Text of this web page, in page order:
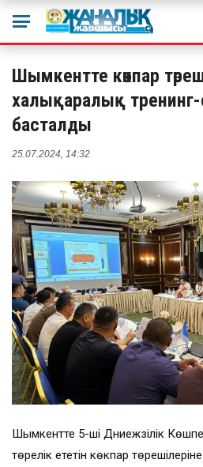
Шымкентте көкпар
халықаралық
басталды
25.07.2024, 14:32
Шымкентте 5-ші Дүниежүзілік
төрелік ететін көкпар